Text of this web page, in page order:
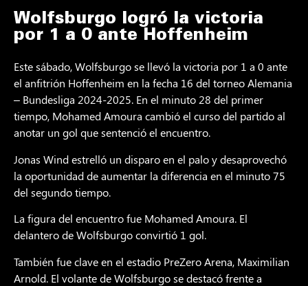
Wolfsburgo logró la victoria
por 1 a 0 ante Hoffenheim
Este sábado, Wolfsburgo se llevó la victoria por 1 a 0 ante
el anfitrión Hoffenheim en la fecha 16 del torneo Alemania
– Bundesliga 2024-2025. En el minuto 28 del primer
tiempo, Mohamed Amoura cambió el curso del partido al
anotar un gol que sentenció el encuentro.
Jonas Wind estrelló un disparo en el palo y desaprovechó
la oportunidad de aumentar la diferencia en el minuto 75
del segundo tiempo.
La figura del encuentro fue Mohamed Amoura. El
delantero de Wolfsburgo convirtió 1 gol.
También fue clave en el estadio PreZero Arena, Maximilian
Arnold. El volante de Wolfsburgo se destacó frente a